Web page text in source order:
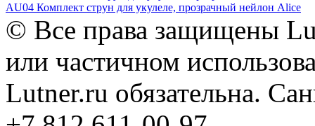
AU04 Комплект струн для укулеле, прозрачный нейлон Alice
© Все права защищены
или частичном
Lutner.ru обязательна.